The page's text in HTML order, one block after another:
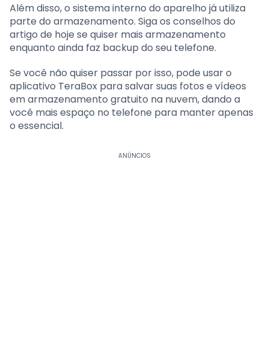
Além disso, o sistema interno do aparelho já utiliza
parte do armazenamento. Siga os conselhos do
artigo de hoje se quiser mais armazenamento
enquanto ainda faz backup do seu telefone.
Se você não quiser passar por isso, pode usar o
aplicativo TeraBox para salvar suas fotos e vídeos
em armazenamento gratuito na nuvem, dando a
você mais espaço no telefone para manter apenas
o essencial.
ANÚNCIOS